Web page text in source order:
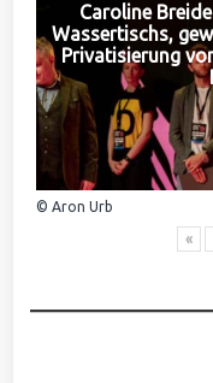
Caroline
Wassertischs,
Privatisierung
© Aron Urb
«